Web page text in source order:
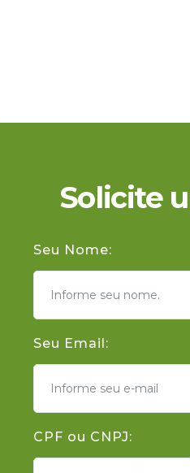
Solicite
Seu Nome:
Seu Email:
CPF ou CNPJ: